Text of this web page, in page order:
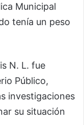
Municipal
tenía un peso
N. L. fue
Público,
investigaciones
su situación